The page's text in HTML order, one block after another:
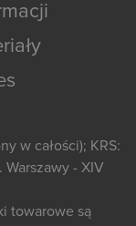
w całości); KRS:
- XIV
towarowe są